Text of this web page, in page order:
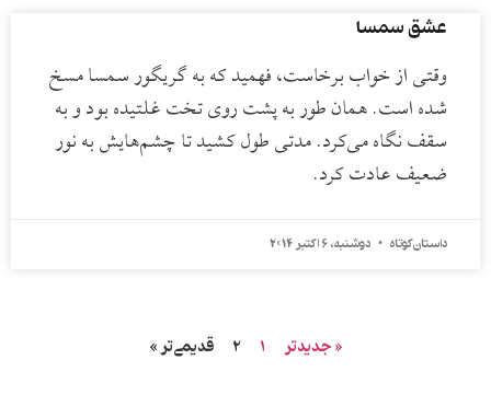
عشق سمسا
وقتی از خواب برخاست، فهمید که به گریگور سمسا مسخ
شده است. همان طور به پشت روی تخت غلتیده بود و به
سقف نگاه می‌کرد. مدتی طول کشید تا چشم‌هایش به نور
ضعیف عادت کرد.
داستان کوتاه دوشنبه، 6 اکتبر 2014
« جدیدتر 1
2 قدیمی‌تر »